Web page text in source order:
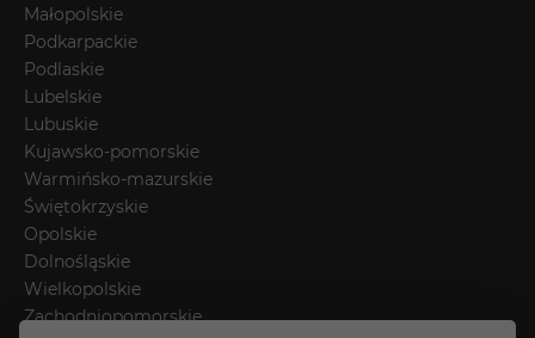
Małopolskie
Podkarpackie
Podlaskie
Lubelskie
Lubuskie
Kujawsko-pomorskie
Warmińsko-mazurskie
Świętokrzyskie
Opolskie
Dolnośląskie
Wielkopolskie
Zachodniopomorskie